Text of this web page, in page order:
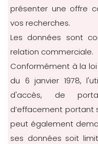
présenter une offre
vos recherches.
Les données sont
relation commerciale.
Conformément à la
du 6 janvier 1978,
d'accès, de
d’effacement portant
peut également
ses données soit